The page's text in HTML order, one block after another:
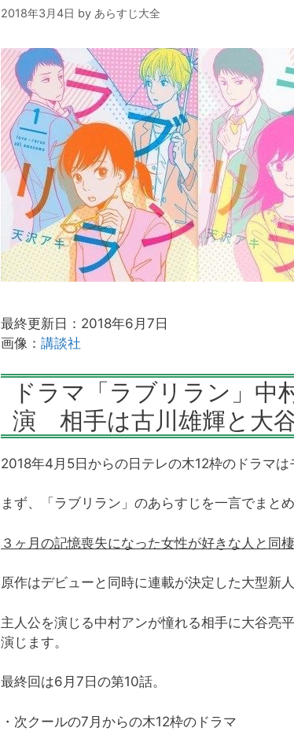
2018年3月4日 by あらすじ大全
最終更新日：2018年6月7日
画像： 講談社
ドラマ「ラブリラン」中
演 相手は古川雄輝と大
2018年4月5日からの日テレの木12枠のドラマ
まず、「ラブリラン」のあらすじを一言でまとめ
３ヶ月の記憶喪失になった女性が好きな人と同
原作はデビューと同時に連載が決定した大型新
主人公を演じる中村アンが憧れる相手に大谷亮
演じます。
最終回は6月7日の第10話。
・次クールの7月からの木12枠のドラマ